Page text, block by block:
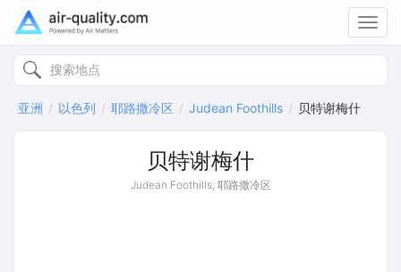
亚洲 以色列 耶路撒冷区 Judean Foothills 贝特谢梅什
贝特谢梅什
Judean Foothills, 耶路撒冷区